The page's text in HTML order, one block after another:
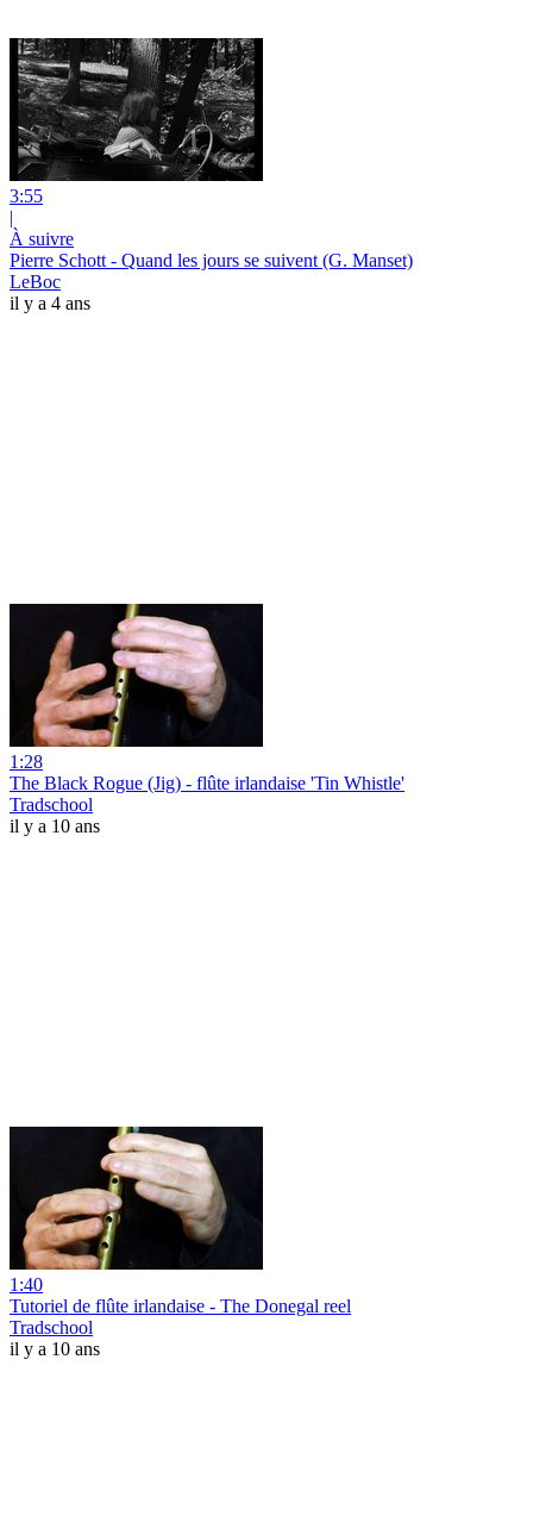
3:55
|
À suivre
Pierre Schott - Quand les jours se suivent (G. Manset)
LeBoc
il y a 4 ans
1:28
The Black Rogue (Jig) - flûte irlandaise 'Tin Whistle'
Tradschool
il y a 10 ans
1:40
Tutoriel de flûte irlandaise - The Donegal reel
Tradschool
il y a 10 ans